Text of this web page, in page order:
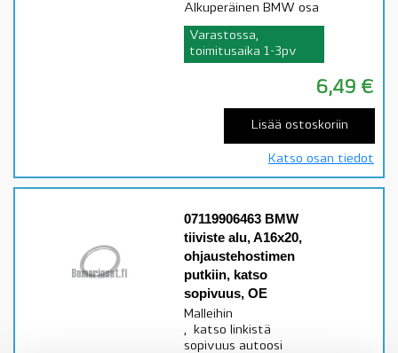
Alkuperäinen BMW osa
Varastossa,
toimitusaika 1-3pv
6,49 €
Lisää ostoskoriin
Katso osan tiedot
07119906463 BMW
tiiviste alu, A16x20,
ohjaustehostimen
putkiin, katso
sopivuus, OE
Malleihin
, katso linkistä
sopivuus autoosi